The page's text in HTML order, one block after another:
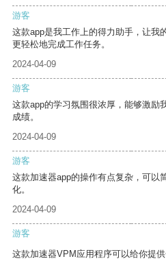
游客
这款app是我工作上的得力助手，让我
更轻松地完成工作任务。
2024-04-09
游客
这款app的学习氛围很浓厚，能够激励
成绩。
2024-04-09
游客
这款加速器app的操作有点复杂，可以
化。
2024-04-09
游客
这款加速器VPM应用程序可以给你提